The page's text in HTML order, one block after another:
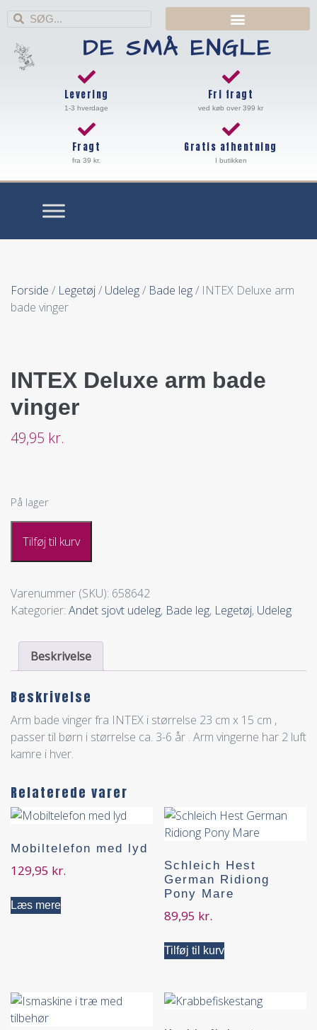
DE SMÅ ENGLE
Levering
1-3 hverdage
Fri fragt
ved køb over 399 kr
Fragt
fra 39 kr.
Gratis afhentning
I butikken
Forside / Legetøj/ Udeleg/ Bade leg/ INTEX Deluxe arm
bade vinger
INTEX Deluxe arm bade
vinger
49,95 kr.
På lager
Tilføj til kurv
Varenummer (SKU): 658642
Kategorier: Andet sjovt udeleg, Bade leg, Legetøj, Udeleg
Beskrivelse
Beskrivelse
Arm bade vinger fra INTEX i størrelse 23 cm x 15 cm ,
passer til børn i størrelse ca. 3-6 år . Arm vingerne har 2 luft
kamre i hver.
Relaterede varer
Mobiltelefon med lyd
129,95 kr.
Læs mere
Schleich Hest
German Ridiong
Pony Mare
89,95 kr.
Tilføj til kurv